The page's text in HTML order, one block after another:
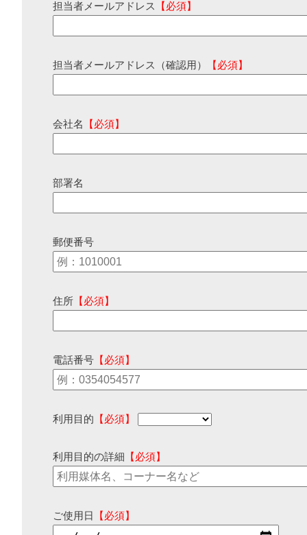
担当者メールアドレス 【必須】
担当者メールアドレス（確認用） 【必須】
会社名 【必須】
部署名
郵便番号
住所 【必須】
電話番号 【必須】
利用目的 【必須】
利用目的の詳細 【必須】
ご使用日 【必須】